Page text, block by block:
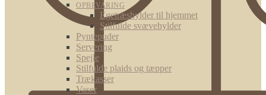
OPBEVARING
Egetræshylder til hjemmet
Stilfulde svævehylder
Pyntepuder
Servering
Spejle
Stilfulde plaids og tæpper
Trækasser
Vaser